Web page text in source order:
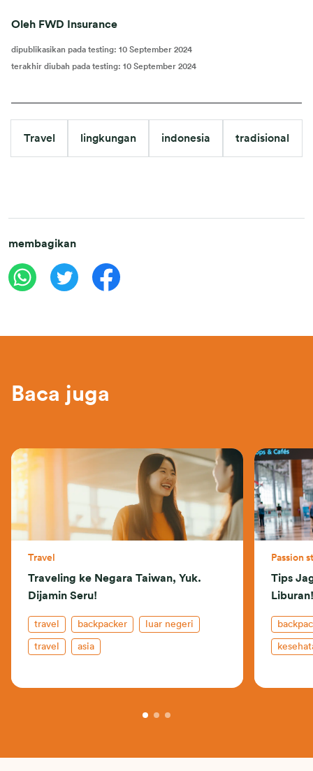
Oleh FWD Insurance
dipublikasikan pada testing: 10 September 2024
terakhir diubah pada testing: 10 September 2024
Travel lingkungan indonesia tradisional
membagikan
Baca juga
Travel
Traveling ke Negara Taiwan, Yuk.
Dijamin Seru!
travel backpacker luar negeri
travel asia
Passion
Tips
Liburan!